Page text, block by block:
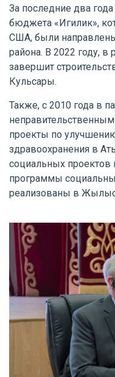
За последние два
бюджета «Игилик»,
США, были
района. В 2022 году,
завершит
Кульсары.
Также, с 2010 года в
проекты по
здравоохранения в
социальных
программы
реализованы в